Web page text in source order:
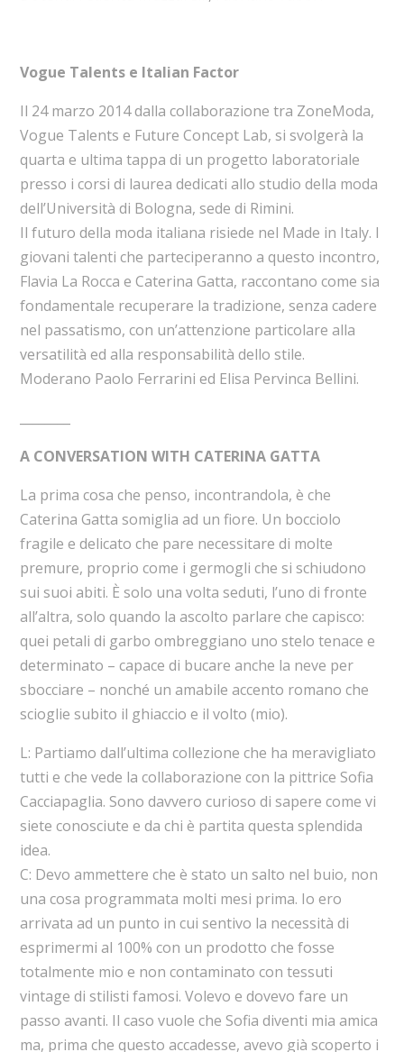
Vogue Talents e Italian Factor
Il 24 marzo 2014 dalla collaborazione tra ZoneModa,
Vogue Talents e Future Concept Lab, si svolgerà la
quarta e ultima tappa di un progetto laboratoriale
presso i corsi di laurea dedicati allo studio della moda
dell’Università di Bologna, sede di Rimini.
Il futuro della moda italiana risiede nel Made in Italy. I
giovani talenti che parteciperanno a questo incontro,
Flavia La Rocca e Caterina Gatta, raccontano come sia
fondamentale recuperare la tradizione, senza cadere
nel passatismo, con un’attenzione particolare alla
versatilità ed alla responsabilità dello stile.
Moderano Paolo Ferrarini ed Elisa Pervinca Bellini.
A CONVERSATION WITH CATERINA GATTA
La prima cosa che penso, incontrandola, è che
Caterina Gatta somiglia ad un fiore. Un bocciolo
fragile e delicato che pare necessitare di molte
premure, proprio come i germogli che si schiudono
sui suoi abiti. È solo una volta seduti, l’uno di fronte
all’altra, solo quando la ascolto parlare che capisco:
quei petali di garbo ombreggiano uno stelo tenace e
determinato – capace di bucare anche la neve per
sbocciare – nonché un amabile accento romano che
scioglie subito il ghiaccio e il volto (mio).
L: Partiamo dall’ultima collezione che ha meravigliato
tutti e che vede la collaborazione con la pittrice Sofia
Cacciapaglia. Sono davvero curioso di sapere come vi
siete conosciute e da chi è partita questa splendida
idea.
C: Devo ammettere che è stato un salto nel buio, non
una cosa programmata molti mesi prima. Io ero
arrivata ad un punto in cui sentivo la necessità di
esprimermi al 100% con un prodotto che fosse
totalmente mio e non contaminato con tessuti
vintage di stilisti famosi. Volevo e dovevo fare un
passo avanti. Il caso vuole che Sofia diventi mia amica
ma, prima che questo accadesse, avevo già scoperto i